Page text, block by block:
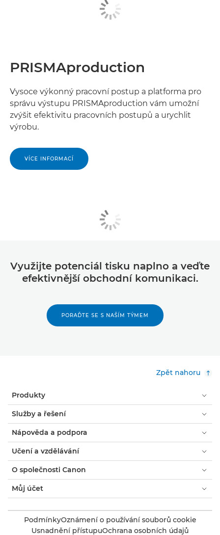
PRISMAproduction
Vysoce výkonný pracovní postup a platforma pro
správu výstupu PRISMAproduction vám umožní
zvýšit efektivitu pracovních postupů a urychlit
výrobu.
VÍCE INFORMACÍ
Využijte potenciál tisku naplno a veďte
efektivnější obchodní komunikaci.
PORAĎTE SE S NAŠÍM TÝMEM
Zpět nahoru
Produkty
Služby a řešení
Nápověda a podpora
Učení a vzdělávání
O společnosti Canon
Můj účet
PodmínkyOznámení o používání souborů cookie
Usnadnění přístupuOchrana osobních údajů